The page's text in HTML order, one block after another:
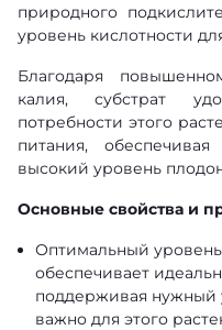
природного
уровень кислотности
Благодаря
калия, субстрат
потребности этого
питания,
высокий уровень
Основные свойства и
Оптимальный уровень
обеспечивает
поддерживая нужный
важно для этого